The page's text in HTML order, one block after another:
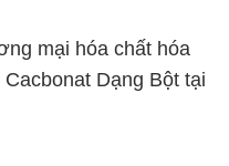
mại hóa chất hóa
Dạng Bột tại